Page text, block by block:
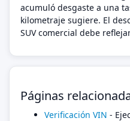
acumuló desgaste a una
kilometraje sugiere. El
SUV comercial debe
Páginas
Verificación VIN -